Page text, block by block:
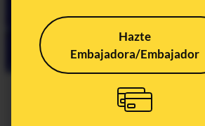
Hazte
Embajadora/Embajador
El primer implante de
no aporta datos ni ha
supuesto logro (y tampoco